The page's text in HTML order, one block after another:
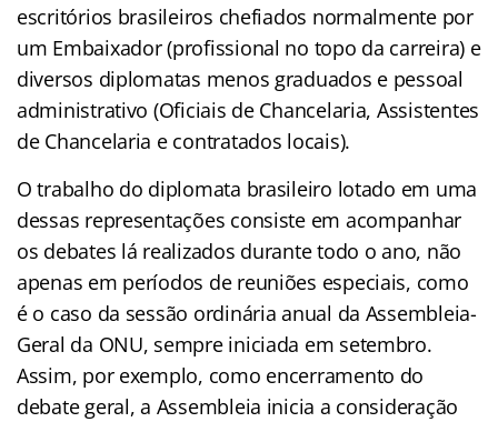
escritórios brasileiros chefiados normalmente por
um Embaixador (profissional no topo da carreira) e
diversos diplomatas menos graduados e pessoal
administrativo (Oficiais de Chancelaria, Assistentes
de Chancelaria e contratados locais).
O trabalho do diplomata brasileiro lotado em uma
dessas representações consiste em acompanhar
os debates lá realizados durante todo o ano, não
apenas em períodos de reuniões especiais, como
é o caso da sessão ordinária anual da Assembleia-
Geral da ONU, sempre iniciada em setembro.
Assim, por exemplo, como encerramento do
debate geral, a Assembleia inicia a consideração